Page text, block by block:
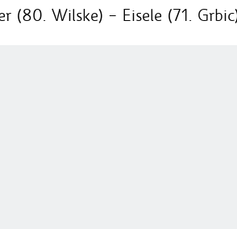
(80. Wilske) – Eisele (71.